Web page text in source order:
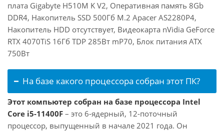
плата Gigabyte H510M K V2, Оперативная память 8Gb
DDR4, Накопитель SSD 500Гб M.2 Apacer AS2280P4,
Накопитель HDD отсутствует, Видеокарта nVidia GeForce
RTX 4070TiS 16Гб TDP 285Вт mP70, Блок питания ATX
750Вт
На базе какого процессора собран этот ПК?
Этот компьютер собран на базе процессора Intel
Core i5-11400F – это 6-ядерный, 12-поточный
процессор, выпущенный в начале 2021 года. Он